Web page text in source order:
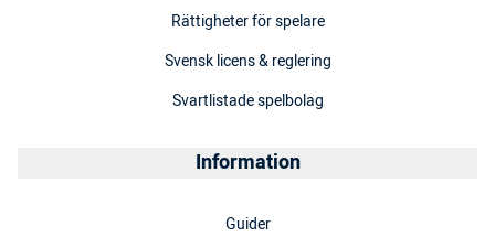
Rättigheter för spelare
Svensk licens & reglering
Svartlistade spelbolag
Information
Guider